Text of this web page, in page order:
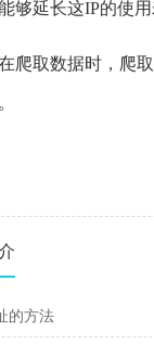
够延长这IP的使用
爬取数据时，爬
的方法